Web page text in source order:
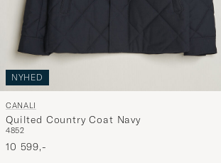
NYHED
CANALI
Quilted Country Coat Navy
4852
10 599,-